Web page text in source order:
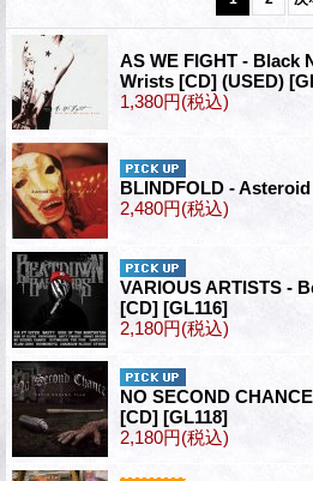
AS WE FIGHT - Black
Wrists [CD] (USED)
1,380円(税込)
BLINDFOLD -
2,480円(税込)
VARIOUS ARTISTS -
[CD] [GL116]
2,180円(税込)
NO SECOND
[CD] [GL118]
2,180円(税込)